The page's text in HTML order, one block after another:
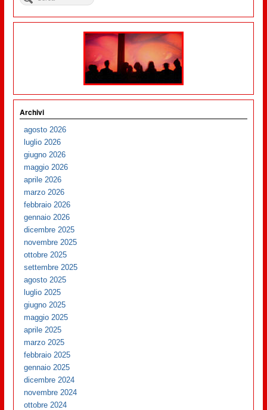
Archivi
agosto 2026
luglio 2026
giugno 2026
maggio 2026
aprile 2026
marzo 2026
febbraio 2026
gennaio 2026
dicembre 2025
novembre 2025
ottobre 2025
settembre 2025
agosto 2025
luglio 2025
giugno 2025
maggio 2025
aprile 2025
marzo 2025
febbraio 2025
gennaio 2025
dicembre 2024
novembre 2024
ottobre 2024